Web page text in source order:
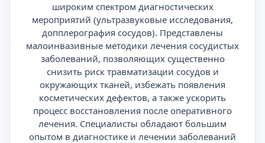
широким спектром диагностических
мероприятий (ультразвуковые исследования,
допплерография сосудов). Представлены
малоинвазивные методики лечения сосудистых
заболеваний, позволяющих существенно
снизить риск травматизации сосудов и
окружающих тканей, избежать появления
косметических дефектов, а также ускорить
процесс восстановления после оперативного
лечения. Специалисты обладают большим
опытом в диагностике и лечении заболеваний